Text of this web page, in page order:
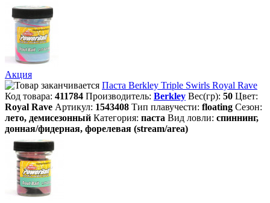
Акция
Паста Berkley Triple Swirls Royal Rave
Код товара: 411784 Производитель: Berkley Вес(гр): 50 Цвет:
Royal Rave Артикул: 1543408 Тип плавучести: floating Сезон:
лето, демисезонный Категория: паста Вид ловли: спиннинг,
донная/фидерная, форелевая (stream/area)